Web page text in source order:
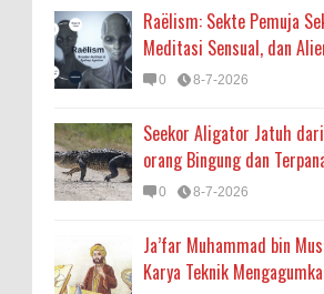
Raëlism: Sekte Pemuja
Meditasi Sensual, dan
0 8-7-2026
Seekor Aligator Jatuh
orang Bingung dan
0 8-7-2026
Ja’far Muhammad bin
Karya Teknik